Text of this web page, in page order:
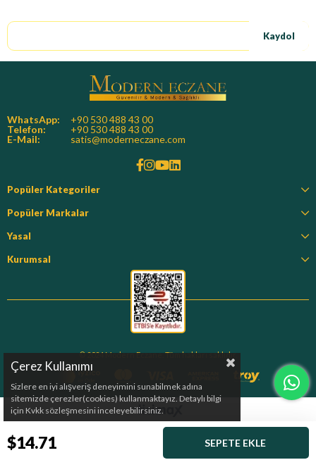
Kaydol
WhatsApp:
+90 530 488 43 00
Telefon:
+90 530 488 43 00
E-Mail:
satis@moderneczane.com
Popüler Kategoriler
Popüler Markalar
Yasal
Kurumsal
© 2024 Modern Eczane. Tüm hakları saklıdır.
Çerez Kullanımı
Sizlere en iyi alışveriş deneyimini sunabilmek adına
sitemizde çerezler(cookies) kullanmaktayız. Detaylı bilgi
için Kvkk sözleşmesini inceleyebilirsiniz.
$14.71